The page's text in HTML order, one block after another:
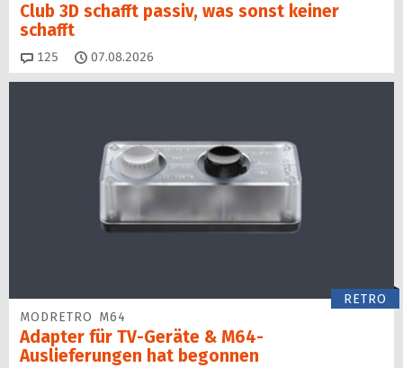
Club 3D schafft passiv, was sonst keiner
schafft
125 Kommentare
07.08.2026
RETRO
MODRETRO M64
Adapter für TV-Geräte & M64-
Auslieferungen hat begon­nen